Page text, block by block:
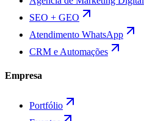
SEO + GEO
Atendimento WhatsApp
CRM e Automações
Empresa
Portfólio